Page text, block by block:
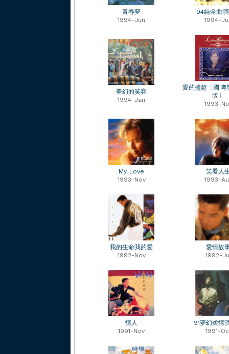
青春夢
1994-Jun
94純金曲
1994-
夢幻的笑容
1994-Jan
愛的盛筵〔國.粵
版〕
1993-
My Love
1993-Nov
笑看人
1993-
我的生命我的愛
1992-Nov
愛情故
1992-
情人
1991-Nov
91夢幻柔情
1991-